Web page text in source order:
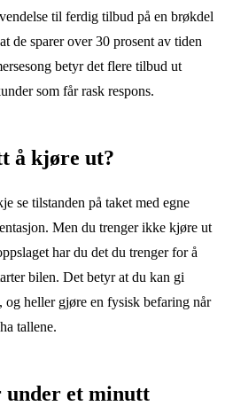
til ferdig tilbud på en brøkdel
de sparer over 30 prosent av tiden
betyr det flere tilbud ut
som får rask respons.
å kjøre ut?
se tilstanden på taket med egne
Men du trenger ikke kjøre ut
har du det du trenger for å
bilen. Det betyr at du kan gi
og heller gjøre en fysisk befaring når
tallene.
under et minutt